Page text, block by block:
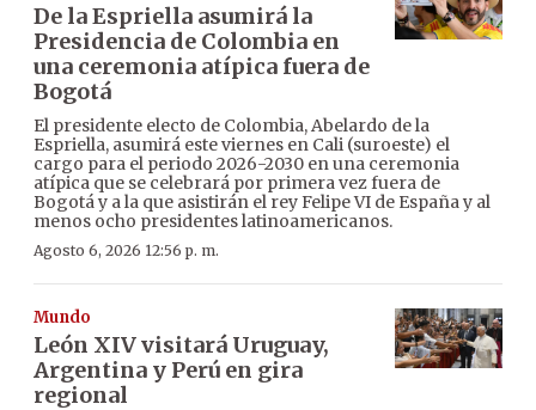
De la Espriella asumirá la
Presidencia de Colombia en
una ceremonia atípica fuera de
Bogotá
El presidente electo de Colombia, Abelardo de la
Espriella, asumirá este viernes en Cali (suroeste) el
cargo para el periodo 2026-2030 en una ceremonia
atípica que se celebrará por primera vez fuera de
Bogotá y a la que asistirán el rey Felipe VI de España y al
menos ocho presidentes latinoamericanos.
Agosto 6, 2026 12:56 p. m.
Mundo
León XIV visitará Uruguay,
Argentina y Perú en gira
regional